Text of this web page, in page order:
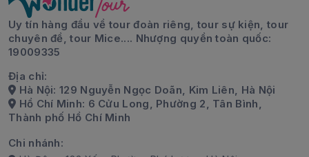
Uy tín hàng đầu về tour đoàn riêng, tour sự kiện, tour
chuyên đề, tour Mice.... Nhượng quyền toàn quốc:
19009335
Địa chỉ:
Hà Nội: 129 Nguyễn Ngọc Doãn, Kim Liên, Hà Nội
Hồ Chí Minh: 6 Cửu Long, Phường 2, Tân Bình,
Thành phố Hồ Chí Minh
Chi nhánh: